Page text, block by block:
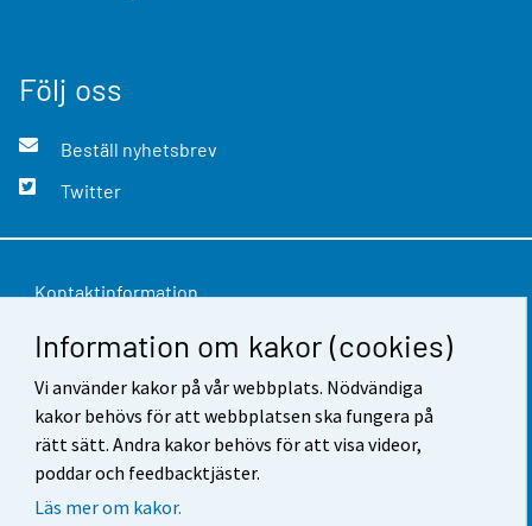
Information om kakor (cookies)
Vi använder kakor på vår webbplats. Nödvändiga
kakor behövs för att webbplatsen ska fungera på
rätt sätt. Andra kakor behövs för att visa videor,
poddar och feedbacktjäster.
Läs mer om kakor.
Följ oss
Beställ nyhetsbrev
Twitter
Kontaktinformation
Respons
Användarvillkor
Dataskydd
Tillgänglighet